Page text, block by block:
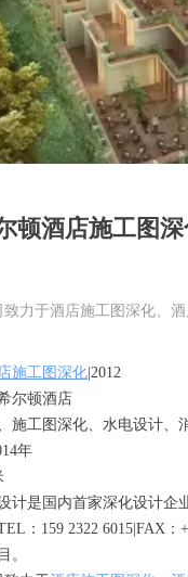
顿酒店施工图
力于酒店施工图深化、
施工图深化 |2012
尔顿酒店
施工图深化、水电设计、
年
计是国内首家深化设计
：159 2322 6015|FAX
。